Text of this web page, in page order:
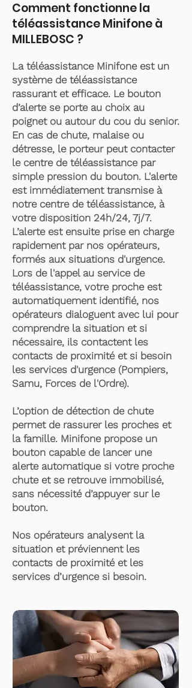
Comment fonctionne la
téléassistance Minifone à
MILLEBOSC ?
La téléassistance Minifone est un
système de téléassistance
rassurant et efficace. Le bouton
d’alerte se porte au choix au
poignet ou autour du cou du senior.
En cas de chute, malaise ou
détresse, le porteur peut contacter
le centre de téléassistance par
simple pression du bouton. L'alerte
est immédiatement transmise à
notre centre de téléassistance, à
votre disposition 24h/24, 7j/7.
L’alerte est ensuite prise en charge
rapidement par nos opérateurs,
formés aux situations d'urgence.
Lors de l'appel au service de
téléassistance, votre proche est
automatiquement identifié, nos
opérateurs dialoguent avec lui pour
comprendre la situation et si
nécessaire, ils contactent les
contacts de proximité et si besoin
les services d'urgence (Pompiers,
Samu, Forces de l'Ordre).
L’option de détection de chute
permet de rassurer les proches et
la famille. Minifone propose un
bouton capable de lancer une
alerte automatique si votre proche
chute et se retrouve immobilisé,
sans nécessité d’appuyer sur le
bouton.
Nos opérateurs analysent la
situation et préviennent les
contacts de proximité et les
services d’urgence si besoin.